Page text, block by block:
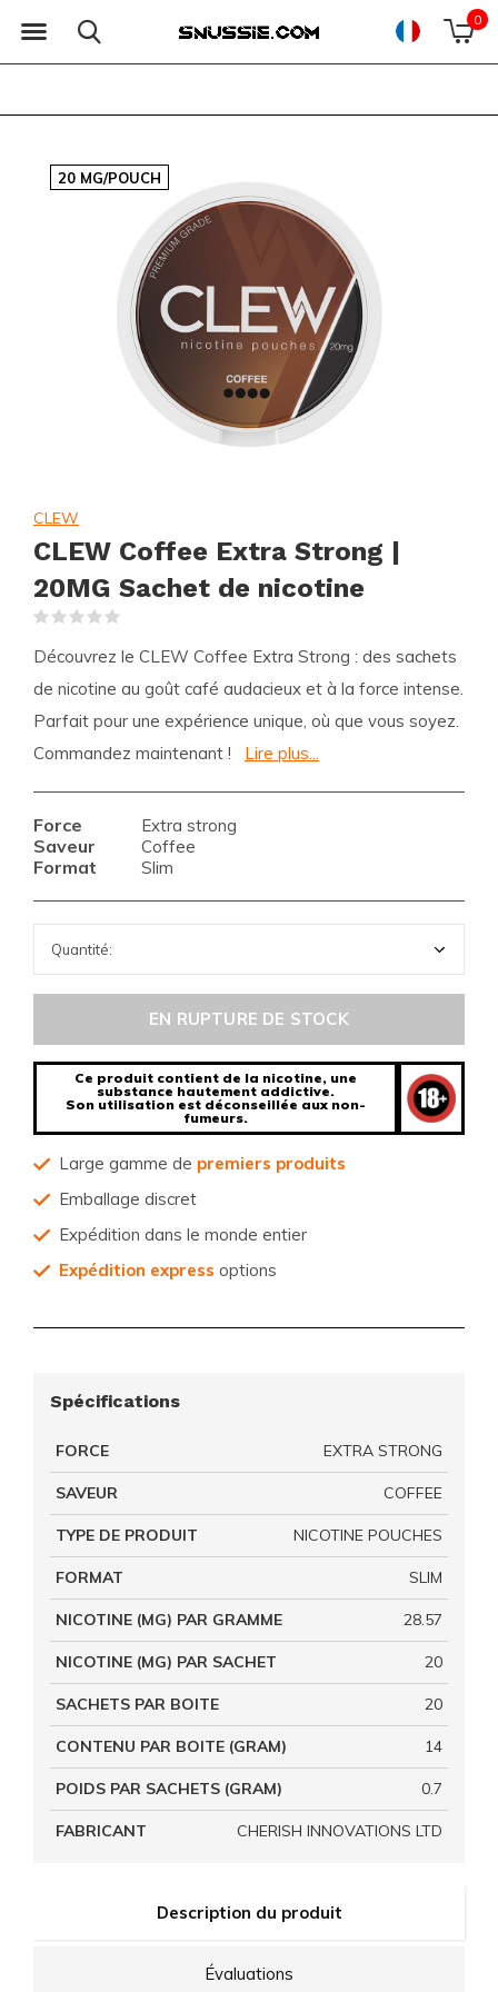
0
20 MG/POUCH
CLEW
CLEW Coffee Extra Strong |
20MG Sachet de nicotine
Découvrez le CLEW Coffee Extra Strong : des sachets
de nicotine au goût café audacieux et à la force intense.
Parfait pour une expérience unique, où que vous soyez.
Commandez maintenant !
Lire plus...
Force Extra strong
Saveur Coffee
Format Slim
EN RUPTURE DE STOCK
Ce produit contient de la nicotine, une
substance hautement addictive.
Son utilisation est déconseillée aux non-
fumeurs.
Large gamme de premiers produits
Emballage discret
Expédition dans le monde entier
Expédition express options
Description du produit
Évaluations
Spécifications
FORCE EXTRA STRONG
SAVEUR COFFEE
TYPE DE PRODUIT NICOTINE POUCHES
FORMAT SLIM
NICOTINE (MG) PAR GRAMME 28.57
NICOTINE (MG) PAR SACHET 20
SACHETS PAR BOITE 20
CONTENU PAR BOITE (GRAM) 14
POIDS PAR SACHETS (GRAM) 0.7
FABRICANT CHERISH INNOVATIONS LTD